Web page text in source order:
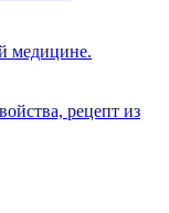
медицине.
рецепт из